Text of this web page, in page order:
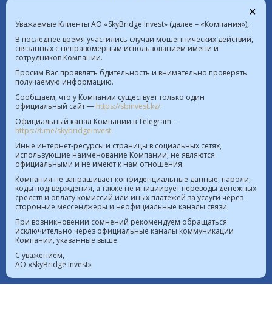
Курс валют в РК на 06.08.2026  |  $ 469.85 KZT
€ 542.16 KZT
Политика Информационной безопасности
Лицензия на осуществление деятельности на рынке
ценных бумаг №4.2.192/113 от 20.07.2016
Лицензия на осуществление деятельности на
территории МФЦА №112018-0012 от 21.11.2018
Реестр выданных, переоформленных лицензий на
осуществление деятельности на рынке ценных
бумаг
Лицензия на проведение банковских операций
✕
Уважаемые Клиенты АО «SkyBridge Invest» (далее – «Компания»),
В последнее время участились случаи мошеннических действий,
связанных с неправомерным использованием имени и
сотрудников Компании.
Просим Вас проявлять бдительность и внимательно проверять
получаемую информацию.
Сообщаем, что у Компании существует только один
официальный сайт — https://sbinvest.kz/.
Официальный канал Компании в Telegram -
https://t.me/skybridgeinvest.
Иные интернет-ресурсы и страницы в социальных сетях,
использующие наименование Компании, не являются
официальными и не имеют к нам отношения.
Компания не запрашивает конфиденциальные данные, пароли,
коды подтверждения, а также не инициирует переводы денежных
средств и оплату комиссий или иных платежей за услуги через
сторонние мессенджеры и неофициальные каналы связи.
При возникновении сомнений рекомендуем обращаться
исключительно через официальные каналы коммуникации
Компании, указанные выше.
С уважением,
АО «SkyBridge Invest»